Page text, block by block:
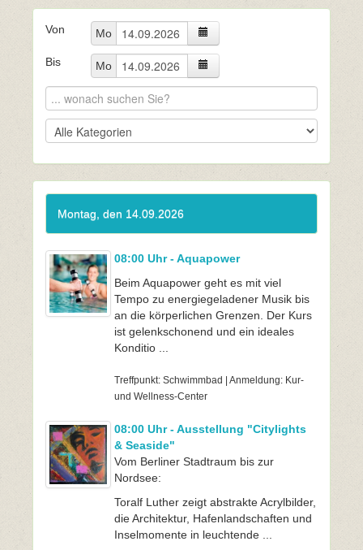
Von Mo
Bis Mo
Montag, den 14.09.2026
08:00 Uhr - Aquapower
Beim Aquapower geht es mit viel
Tempo zu energiegeladener Musik bis
an die körperlichen Grenzen. Der Kurs
ist gelenkschonend und ein ideales
Konditio ...
Treffpunkt: Schwimmbad | Anmeldung: Kur-
und Wellness-Center
08:00 Uhr - Ausstellung "Citylights
& Seaside"
Vom Berliner Stadtraum bis zur
Nordsee:
Toralf Luther zeigt abstrakte Acrylbilder,
die Architektur, Hafenlandschaften und
Inselmomente in leuchtende ...